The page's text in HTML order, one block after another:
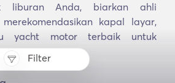
Filter
liburan Anda, biarkan ahli
kapal layar,
yacht motor terbaik untuk